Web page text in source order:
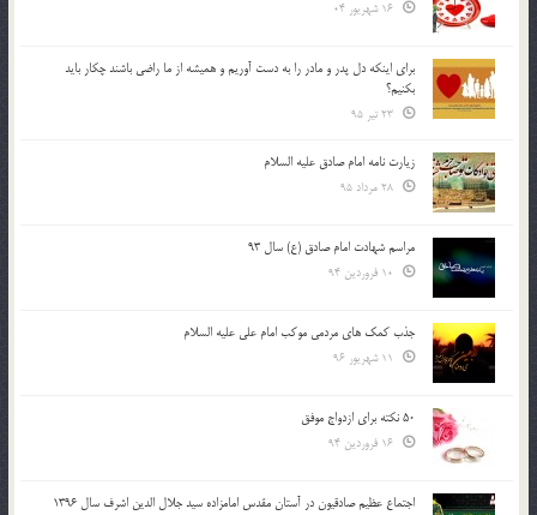
براي اينكه دل پدر و مادر را به دست آوريم و هميشه از ما راضي باشند چكار بايد
بكنيم؟
زیارت نامه امام صادق علیه السلام
مراسم شهادت امام صادق (ع) سال 93
جذب کمک های مردمی موکب امام علی علیه السلام
50 نکته برای ازدواج موفق
اجتماع عظیم صادقیون در آستان مقدس امامزاده سید جلال الدین اشرف سال 1396